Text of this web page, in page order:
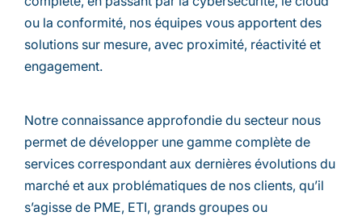
ou la conformité, nos équipes vous apportent des
solutions sur mesure, avec proximité, réactivité et
engagement.
Notre connaissance approfondie du secteur nous
permet de développer une gamme complète de
services correspondant aux dernières évolutions du
marché et aux problématiques de nos clients, qu’il
s’agisse de PME, ETI, grands groupes ou